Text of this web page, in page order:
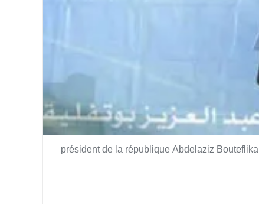
président de la république Abdelaziz Bouteflika